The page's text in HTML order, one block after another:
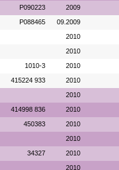
P090223 2009
P088465 09.2009
2010
2010
1010-3 2010
415224 933 2010
2010
414998 836 2010
450383 2010
2010
34327 2010
2010